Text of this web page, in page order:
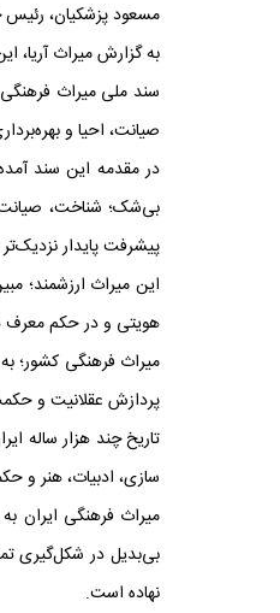
مسعود پزشکیان، رئیس
به گزارش میراث آریا، این سند در جلسه ۹۲۰ چهارم شهریور ۱۴۰۴ و بر اساس
سند ملی میراث
صیانت، احیا و
در مقدمه این سند
بی‌شک؛ شناخت، صیانت
پیشرفت پایدار
این ‌میراث ارزشمند؛
هویتی و در حکم معرف
میراث فرهنگی کشور؛
پردازش عقلانیت و
تاریخ چند هزار ساله
سازی، ادبیات، هنر و
میراث فرهنگی ایران
بی‌بدیل در شکل‌گیری
نهاده است.